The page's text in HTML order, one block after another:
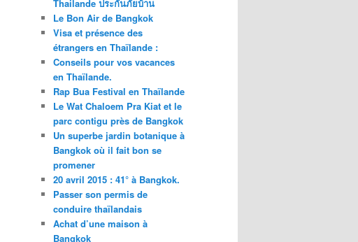
Thailande ประกันภัยบ้าน
Le Bon Air de Bangkok
Visa et présence des
étrangers en Thaïlande :
Conseils pour vos vacances
en Thaïlande.
Rap Bua Festival en Thaïlande
Le Wat Chaloem Pra Kiat et le
parc contigu près de Bangkok
Un superbe jardin botanique à
Bangkok où il fait bon se
promener
20 avril 2015 : 41° à Bangkok.
Passer son permis de
conduire thaïlandais
Achat d’une maison à
Bangkok